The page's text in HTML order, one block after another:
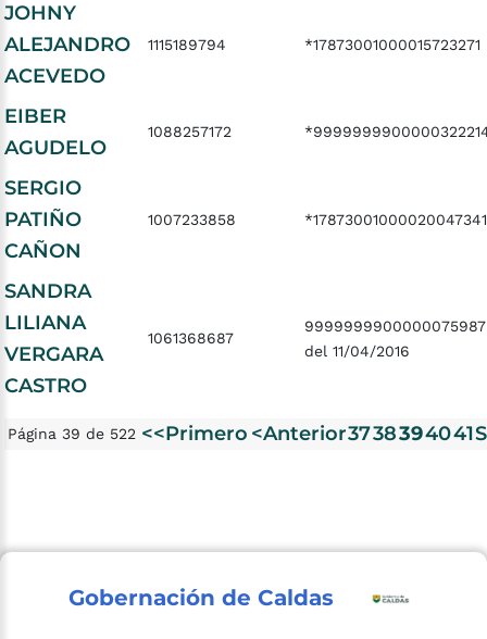
JOHNY
ALEJANDRO
ACEVEDO
1115189794 *17873001000015723271
EIBER
AGUDELO
1088257172
SERGIO
PATIÑO
CAÑON
1007233858 *17873001000020047341
SANDRA
LILIANA
VERGARA
CASTRO
1061368687
del 11/04/2016
Página 39 de 522 <<Primero <Anterior3738394041
Gobernación de Caldas